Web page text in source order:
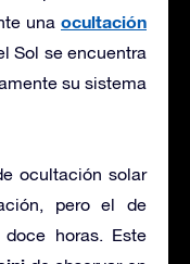
una ocultación
Sol se encuentra
su sistema
ocultación solar
pero el de
horas. Este